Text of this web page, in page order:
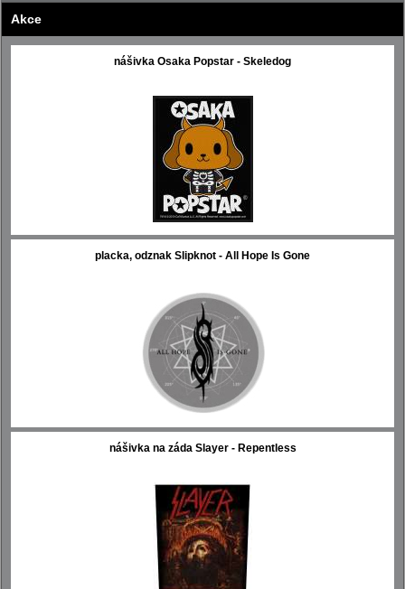
Akce
nášivka Osaka Popstar - Skeledog
placka, odznak Slipknot - All Hope Is Gone
nášivka na záda Slayer - Repentless